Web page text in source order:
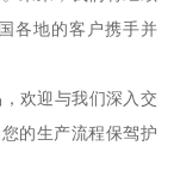
各地的客户携手并
欢迎与我们深入交
的生产流程保驾护